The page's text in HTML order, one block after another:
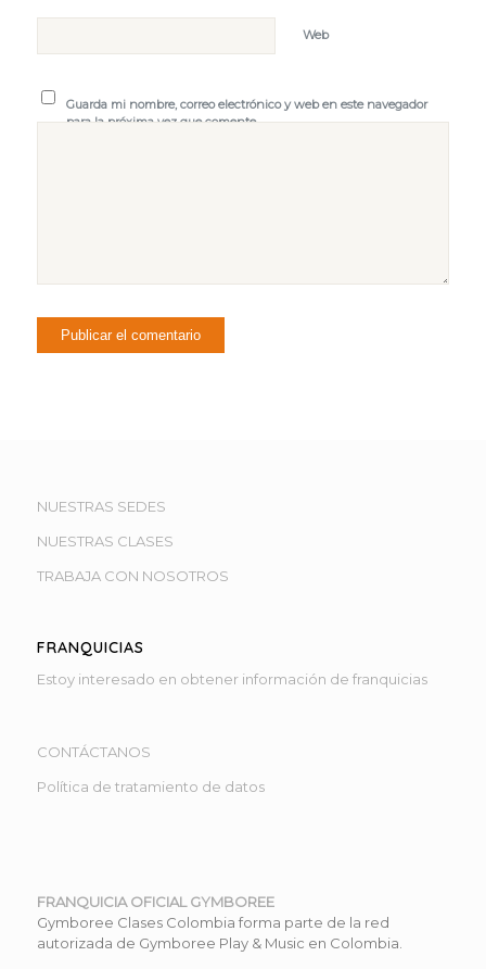
Web
Guarda mi nombre, correo electrónico y web en este navegador
para la próxima vez que comente.
NUESTRAS SEDES
NUESTRAS CLASES
TRABAJA CON NOSOTROS
FRANQUICIAS
Estoy interesado en obtener información de franquicias
CONTÁCTANOS
Política de tratamiento de datos
FRANQUICIA OFICIAL GYMBOREE
Gymboree Clases Colombia forma parte de la red
autorizada de Gymboree Play & Music en Colombia.